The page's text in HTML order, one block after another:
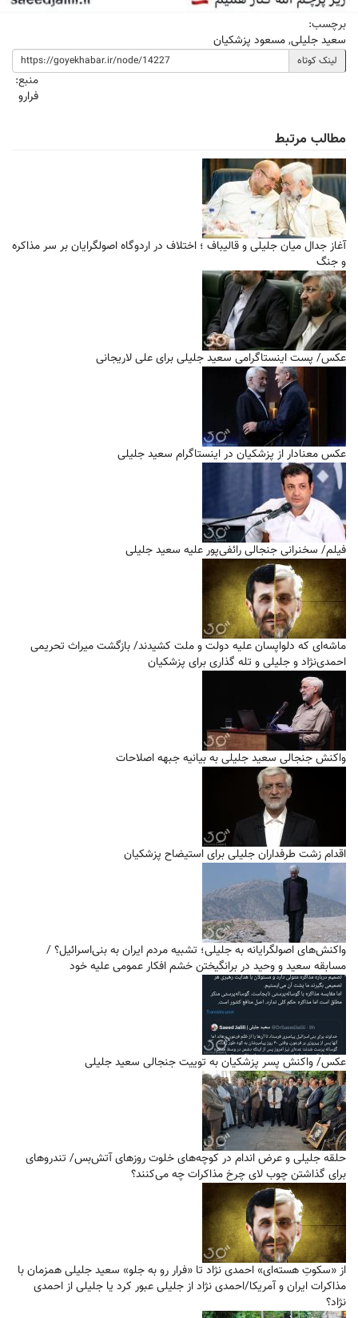
برچسب:
سعید جلیلی,مسعود پزشکیان
لینک کوتاه
منبع:
فرارو
مطالب مرتبط
آغاز جدال میان جلیلی و قالیباف ؛ اختلاف در اردوگاه اصولگرایان بر سر مذاکره
و جنگ
عکس/ پست اینستاگرامی سعید جلیلی برای علی لاریجانی
عکس معنادار از پزشکیان در اینستاگرام سعید جلیلی
فیلم/ سخنرانی جنجالی رائفی‌پور علیه سعید جلیلی
ماشه‌ای که دلواپسان علیه دولت و ملت کشیدند/ بازگشت میراث تحریمی
احمدی‌نژاد و جلیلی و تله گذاری برای پزشکیان
واکنش جنجالی سعید جلیلی به بیانیه جبهه اصلاحات
اقدام زشت طرفداران جلیلی برای استیضاح پزشکیان
واکنش‌های اصولگرایانه به جلیلی؛ تشبیه مردم ایران به بنی‌اسرائیل؟ /
مسابقه سعید و وحید در برانگیختن خشم افکار عمومی علیه خود
عکس/ واکنش پسر پزشکیان به توییت جنجالی سعید جلیلی
حلقه جلیلی و عرض اندام در کوچه‌های خلوت روز‌های آتش‌بس/ تندرو‌های
برای گذاشتن چوب لای چرخ مذاکرات چه می‌کنند؟
از «سکوتِ هسته‌ای» احمدی نژاد تا «فرار رو به جلو» سعید جلیلی همزمان با
مذاکرات ایران و آمریکا/احمدی نژاد از جلیلی عبور کرد یا جلیلی از احمدی
نژاد؟